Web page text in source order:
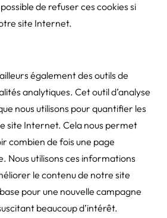
de refuser ces cookies si
site Internet.
également des outils de
analytiques. Cet outil d’analyse
nous utilisons pour quantifier les
site Internet. Cela nous permet
combien de fois une page
Nous utilisons ces informations
le contenu de notre site
pour une nouvelle campagne
beaucoup d’intérêt.